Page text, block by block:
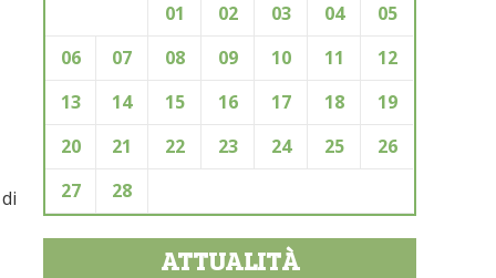
01
02 03 04
05
06
07 08 09 10 11
12
13
14 15 16 17 18
19
20
21 22 23 24 25
26
27
28
ATTUALITÀ